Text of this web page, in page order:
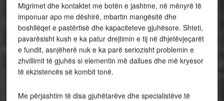
Migrimet dhe kontaktet me botën e jashtme, në mënyrë të
imponuar apo me dëshirë, mbartin mangësitë dhe
boshllëqet e pastërtisë dhe kapaciteteve gjuhësore. Shteti,
pavarësisht kush e ka patur drejtimin e tij në dhjetëvjeçarët
e fundit, asnjëherë nuk e ka parë seriozisht problemin e
zhvillimit të gjuhës si elementin më dallues dhe më kryesor
të ekzistencës së kombit tonë.
Me përjashtim të disa gjuhëtarëve dhe specialistëve të